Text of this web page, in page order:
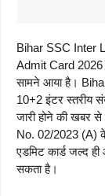
Bihar SSC Inter
Admit Card 2026
सामने आया है।
10+2 इंटर स्तरीय
जारी होने की खबर से
No. 02/2023 (A)
एडमिट कार्ड जल्द
सकता है।